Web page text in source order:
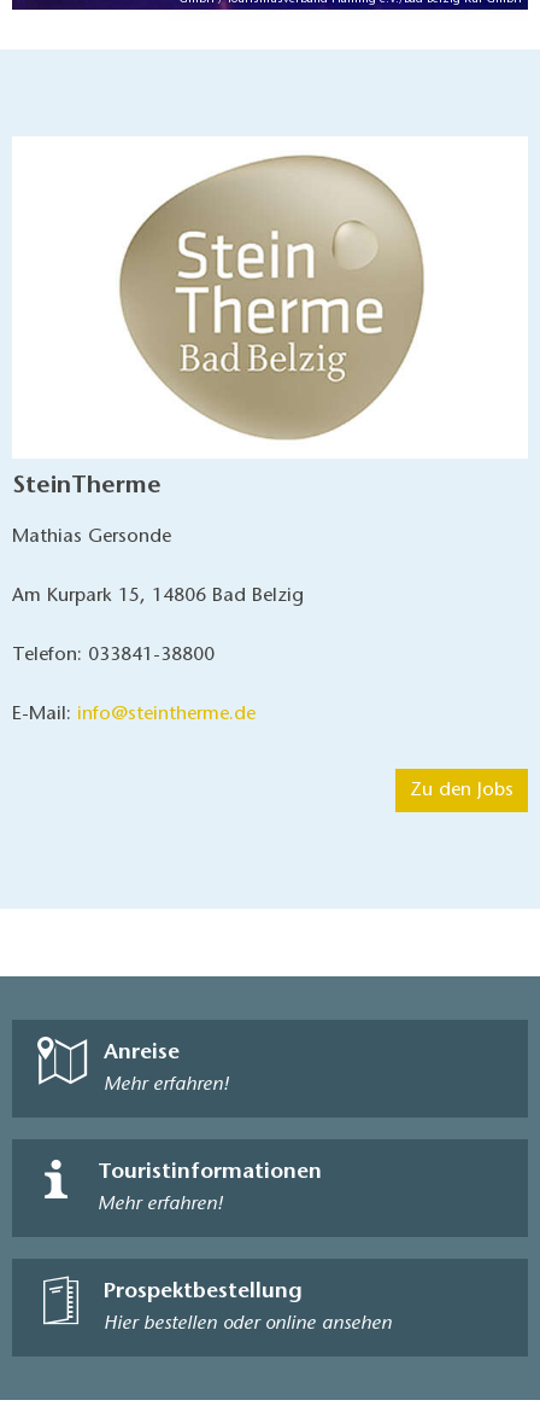
SteinTherme
Mathias Gersonde
Am Kurpark 15, 14806 Bad Belzig
Telefon: 033841-38800
E-Mail: info@steintherme.de
Zu den Jobs
Anreise
Mehr erfahren!
Touristinformationen
Mehr erfahren!
Prospektbestellung
Hier bestellen oder online ansehen